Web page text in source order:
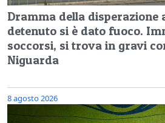
Dramma della disperazione
detenuto si è dato fuoco.
soccorsi, si trova in gravi
Niguarda
8 agosto 2026